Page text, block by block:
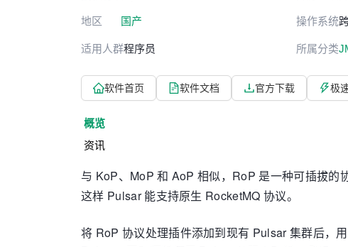
地区 国产 操作系统
适用人群程序员 所属分类
软件首页 软件文档 官方下载 极
概览
资讯
与 KoP、MoP 和 AoP 相似，RoP 是一种可插拔的
这样 Pulsar 能支持原生 RocketMQ 协议。
将 RoP 协议处理插件添加到现有 Pulsar 集群后，